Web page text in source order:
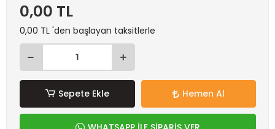
0,00 TL
0,00 TL 'den başlayan taksitlerle
Sepete Ekle Hemen Al